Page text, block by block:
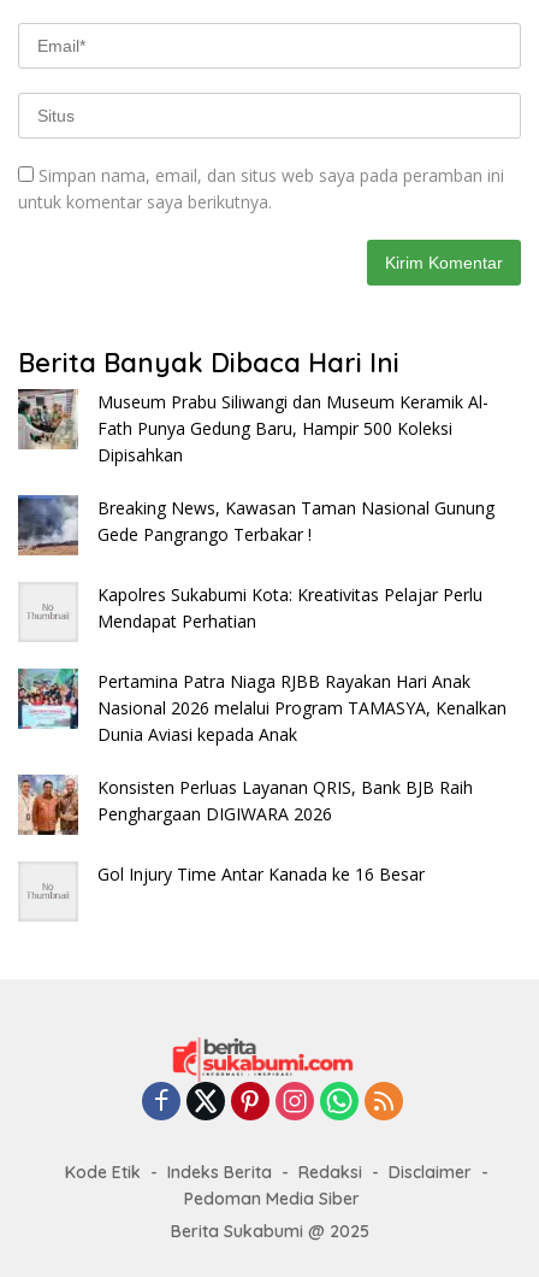
Simpan nama, email, dan situs web saya pada peramban ini
untuk komentar saya berikutnya.
Berita Banyak Dibaca Hari Ini
Museum Prabu Siliwangi dan Museum Keramik Al-
Fath Punya Gedung Baru, Hampir 500 Koleksi
Dipisahkan
Breaking News, Kawasan Taman Nasional Gunung
Gede Pangrango Terbakar !
Kapolres Sukabumi Kota: Kreativitas Pelajar Perlu
Mendapat Perhatian
Pertamina Patra Niaga RJBB Rayakan Hari Anak
Nasional 2026 melalui Program TAMASYA, Kenalkan
Dunia Aviasi kepada Anak
Konsisten Perluas Layanan QRIS, Bank BJB Raih
Penghargaan DIGIWARA 2026
Gol Injury Time Antar Kanada ke 16 Besar
Kode Etik Indeks Berita Redaksi
Disclaimer
Pedoman Media Siber
Berita Sukabumi @ 2025